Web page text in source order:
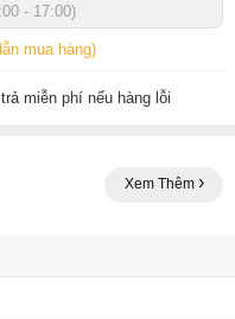
- 17:00)
mua hàng)
miễn phí nếu hàng lỗi
Xem Thêm